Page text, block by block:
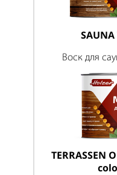
SAUNA
Воск для
TERRASSEN